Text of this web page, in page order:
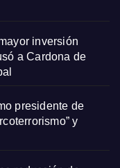
inversión
a Cardona de
presidente de
y